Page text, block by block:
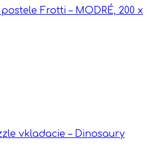
Frotti – MODRÉ, 200 x
vkladacie – Dinosaury